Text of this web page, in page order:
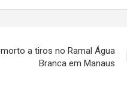
a tiros no Ramal Água
Branca em Manaus